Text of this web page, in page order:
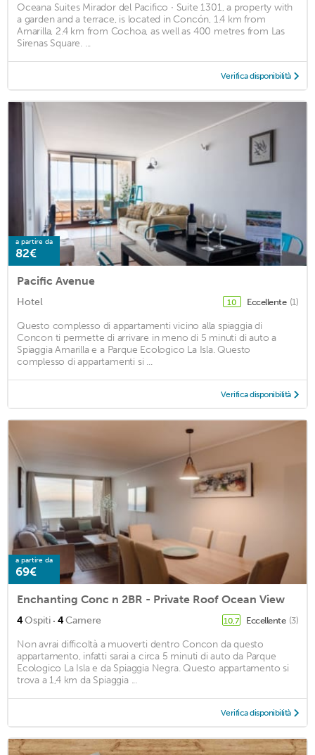
Oceana Suites Mirador del Pacifico ∙ Suite 1301, a property with
a garden and a terrace, is located in Concón, 1.4 km from
Amarilla, 2.4 km from Cochoa, as well as 400 metres from Las
Sirenas Square. ...
Verifica disponibilità
a partire da
82€
Pacific Avenue
Hotel 10 Eccellente (1)
Questo complesso di appartamenti vicino alla spiaggia di
Concon ti permette di arrivare in meno di 5 minuti di auto a
Spiaggia Amarilla e a Parque Ecologico La Isla. Questo
complesso di appartamenti si ...
Verifica disponibilità
a partire da
69€
Enchanting Conc n 2BR - Private Roof Ocean View
4Ospiti · 4Camere 10,7 Eccellente (3)
Non avrai difficoltà a muoverti dentro Concon da questo
appartamento, infatti sarai a circa 5 minuti di auto da Parque
Ecologico La Isla e da Spiaggia Negra. Questo appartamento si
trova a 1,4 km da Spiaggia ...
Verifica disponibilità